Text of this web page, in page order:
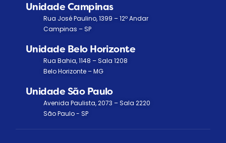
Unidade Campinas
Rua José Paulino, 1399 – 12º Andar
Campinas – SP
Unidade Belo Horizonte
Rua Bahia, 1148 – Sala 1208
Belo Horizonte – MG
Unidade São Paulo
Avenida Paulista, 2073 – Sala 2220
São Paulo - SP